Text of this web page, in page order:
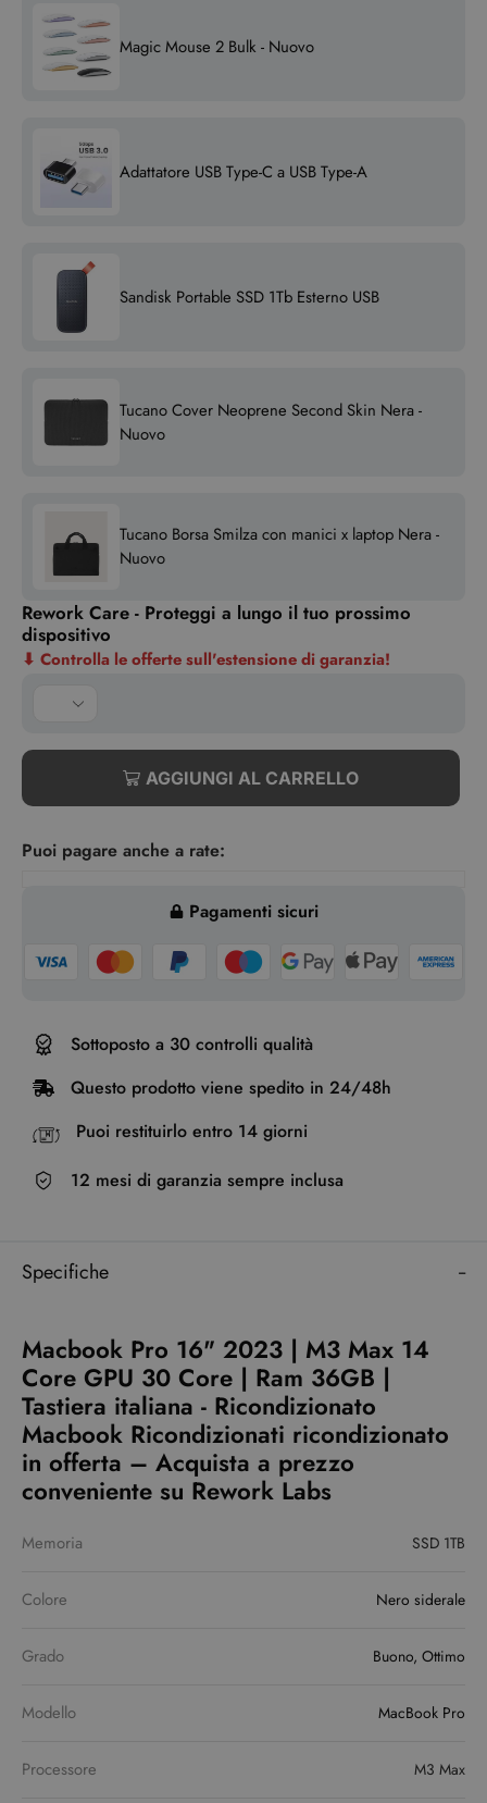
Magic Mouse 2 Bulk - Nuovo
Adattatore USB Type-C a USB Type-A
Sandisk Portable SSD 1Tb Esterno USB
Tucano Cover Neoprene Second Skin Nera -
Nuovo
Tucano Borsa Smilza con manici x laptop Nera -
Nuovo
Rework Care - Proteggi a lungo il tuo prossimo
dispositivo
⬇ Controlla le offerte sull'estensione di garanzia!
AGGIUNGI AL CARRELLO
Puoi pagare anche a rate:
Pagamenti sicuri
Sottoposto a 30 controlli qualità
Questo prodotto viene spedito in 24/48h
Puoi restituirlo entro 14 giorni
12 mesi di garanzia sempre inclusa
Specifiche
Macbook Pro 16" 2023 | M3 Max 14
Core GPU 30 Core | Ram 36GB |
Tastiera italiana - Ricondizionato
Macbook Ricondizionati ricondizionato
in offerta – Acquista a prezzo
conveniente su Rework Labs
Memoria SSD 1TB
Colore Nero siderale
Grado Buono, Ottimo
Modello MacBook Pro
Processore M3 Max